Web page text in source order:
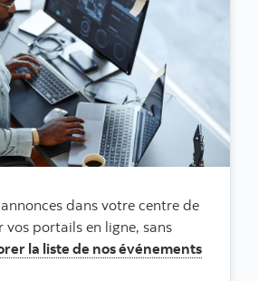
dans votre centre de
vos portails en ligne, sans
la liste de nos événements